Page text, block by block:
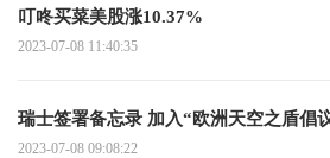
叮咚买菜美股涨10.37%
2023-07-08 11:40:35
瑞士签署备忘录 加入“欧洲天空之盾倡
2023-07-08 09:08:22